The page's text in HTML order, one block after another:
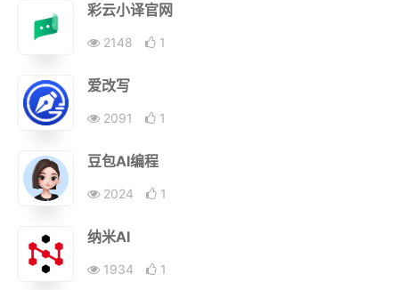
彩云小译官网
2148 1
爱改写
2091 1
豆包AI编程
2024 1
纳米AI
1934 1